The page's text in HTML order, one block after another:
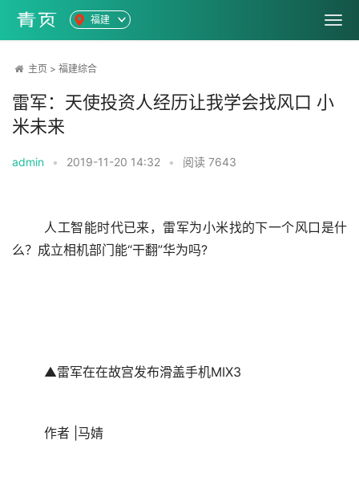
福建
主页 > 福建综合
雷军：天使投资人经历让我学会找风口 小
米未来
admin • 2019-11-20 14:32 • 阅读 7643
么？成立相机部门能“干翻”华为吗?
	▲雷军在在故宫发布滑盖手机MIX3
	作者 |马婧